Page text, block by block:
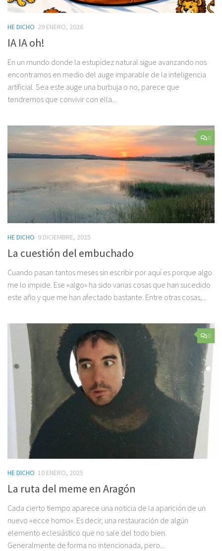
HE DICHO 29 ENERO, 2026
IA IA oh!
En un mundo donde la estupidez natural sigue avanzando nos
encontramos en medio del auge imparable de la inteligencia
artificial. Sea este auge una burbuja o no, parece que
tendremos que convivir con ella...
0
HE DICHO 9 DICIEMBRE, 2025
La cuestión del embuchado
Cuando pasan tantos meses sin escribir por aquí es porque algo
me lo impide. Ese «algo» ha sido varias cosas que han sucedido
este año y que me han afectado bastante. Entre otras cosas,...
0
HE DICHO 10 ENERO, 2025
La ruta del meme en Aragón
Cada cierto tiempo aparece una noticia de la aparición de un
nuevo «ecce homo». Es decir, una restauración de algún
elemento eclesiástico que no sale del todo bien.
Generalmente de forma no intencionada, pero...